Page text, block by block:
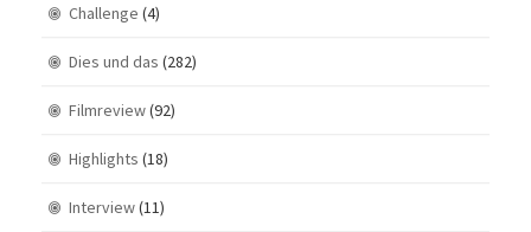
Challenge (4)
Dies und das (282)
Filmreview(92)
Highlights (18)
Interview(11)